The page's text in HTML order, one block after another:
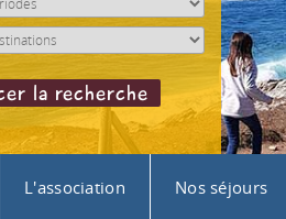
L'association Nos séjours